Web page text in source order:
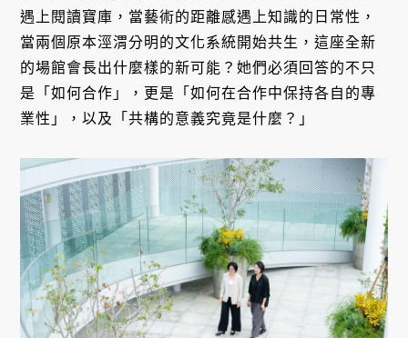
遇上閱讀寶庫，當藝術的距離感遇上知識的日常性，
當兩個原本涇渭分明的文化系統開始共生，這座全新
的場館會長出什麼樣的新可能？她們必須回答的不只
是「如何合作」，更是「如何在合作中保持各自的專
業性」，以及「共構的意義究竟是什麼？」